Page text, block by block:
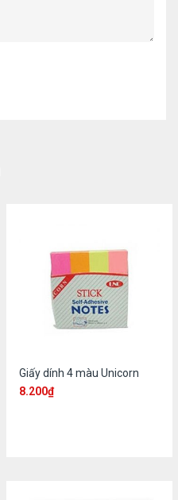
Giấy dính 4 màu Unicorn
8.200₫